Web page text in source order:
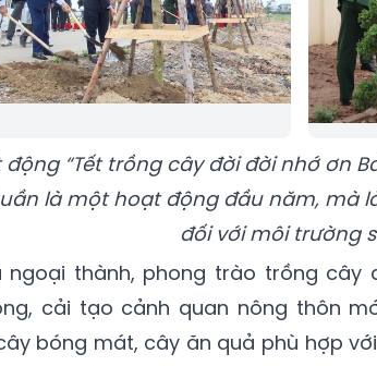
động “Tết trồng cây đời đời nhớ ơn
là một hoạt động đầu năm, mà
đối với môi trường
ngoại thành, phong trào trồng cây
cải tạo cảnh quan nông thôn
bóng mát, cây ăn quả phù hợp